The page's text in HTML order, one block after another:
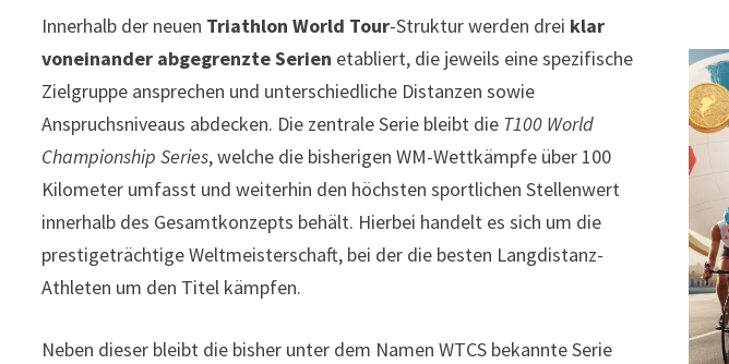
Innerhalb der neuen Triathlon World Tour-Struktur werden drei klar
voneinander abgegrenzte Serien etabliert, die jeweils eine spezifische
Zielgruppe ansprechen und unterschiedliche Distanzen sowie
Anspruchsniveaus abdecken. Die zentrale Serie bleibt die T100 World
Championship Series, welche die bisherigen WM-Wettkämpfe über 100
Kilometer umfasst und weiterhin den höchsten sportlichen Stellenwert
innerhalb des Gesamtkonzepts behält. Hierbei handelt es sich um die
prestigeträchtige Weltmeisterschaft, bei der die besten Langdistanz-
Athleten um den Titel kämpfen.
Neben dieser bleibt die bisher unter dem Namen WTCS bekannte Serie